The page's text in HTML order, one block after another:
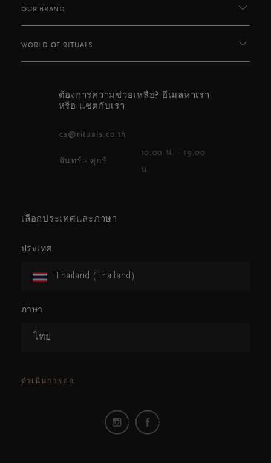
OUR BRAND
WORLD OF RITUALS
ต้องการความช่วยเหลือ? อีเมลหาเรา
หรือ แชตกับเรา
cs@rituals.co.th
จันทร์ - ศุกร์
10.00 น. - 19.00
น.
เลือกประเทศและภาษา
ประเทศ
Thailand (Thailand)
ภาษา
ไทย
ดำเนินการต่อ